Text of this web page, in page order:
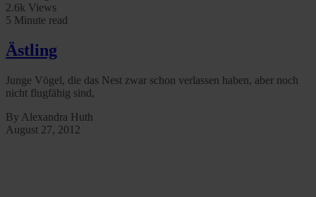
2.6k Views
5 Minute read
Ästling
Junge Vögel, die das Nest zwar schon verlassen haben, aber noch
nicht flugfähig sind,
By Alexandra Huth
August 27, 2012